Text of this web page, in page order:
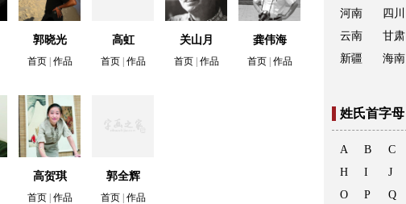
郭晓光
首页| 作品
高虹
首页| 作品
关山月
首页| 作品
龚伟海
首页| 作品
高贺琪
首页| 作品
郭全辉
首页| 作品
河南
四川
云南
甘肃
新疆
海南
姓氏首字母
A B C
H
I J
O
P Q